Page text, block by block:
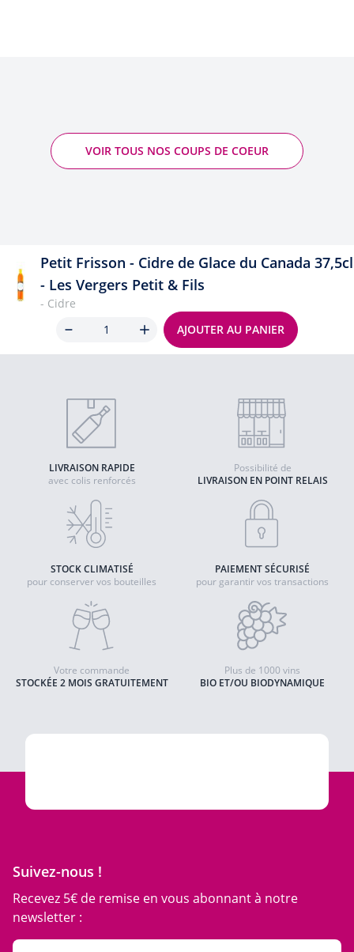
VOIR TOUS NOS COUPS DE COEUR
Petit Frisson - Cidre de Glace du Canada 37,5cl
- Les Vergers Petit & Fils
- Cidre
AJOUTER AU PANIER
LIVRAISON RAPIDE
avec colis renforcés
LIVRAISON EN POINT RELAIS
Possibilité de
STOCK CLIMATISÉ
pour conserver vos bouteilles
PAIEMENT SÉCURISÉ
pour garantir vos transactions
STOCKÉE 2 MOIS GRATUITEMENT
Votre commande
BIO ET/OU BIODYNAMIQUE
Plus de 1000 vins
Suivez-nous !
Recevez 5€ de remise en vous abonnant à notre
newsletter :
Adresse email